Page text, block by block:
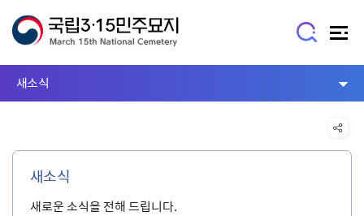
새소식
새소식
새로운 소식을 전해 드립니다.